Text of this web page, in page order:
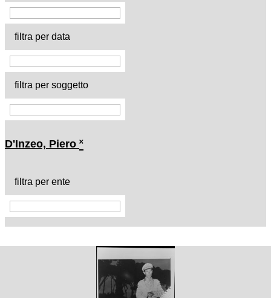
filtra per data
filtra per soggetto
D'Inzeo, Piero ˟
filtra per ente